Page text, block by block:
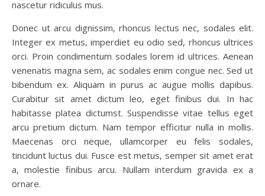
nascetur ridiculus mus.
Donec ut arcu dignissim, rhoncus lectus nec, sodales elit.
Integer ex metus, imperdiet eu odio sed, rhoncus ultrices
orci. Proin condimentum sodales lorem id ultrices. Aenean
venenatis magna sem, ac sodales enim congue nec. Sed ut
bibendum ex. Aliquam in purus ac augue mollis dapibus.
Curabitur sit amet dictum leo, eget finibus dui. In hac
habitasse platea dictumst. Suspendisse vitae tellus eget
arcu pretium dictum. Nam tempor efficitur nulla in mollis.
Maecenas orci neque, ullamcorper eu felis sodales,
tincidunt luctus dui. Fusce est metus, semper sit amet erat
a, molestie finibus arcu. Nullam interdum gravida ex a
ornare.